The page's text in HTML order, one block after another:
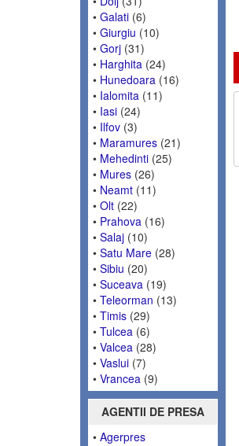
• Galati (6)
• Giurgiu (10)
• Gorj (31)
• Harghita (24)
• Hunedoara (16)
• Ialomita (11)
• Iasi (24)
• Ilfov (3)
• Maramures (21)
• Mehedinti (25)
• Mures (26)
• Neamt (11)
• Olt (22)
• Prahova (16)
• Salaj (10)
• Satu Mare (28)
• Sibiu (20)
• Suceava (19)
• Teleorman (13)
• Timis (29)
• Tulcea (6)
• Valcea (28)
• Vaslui (7)
• Vrancea (9)
AGENTII DE PRESA
• Agerpres